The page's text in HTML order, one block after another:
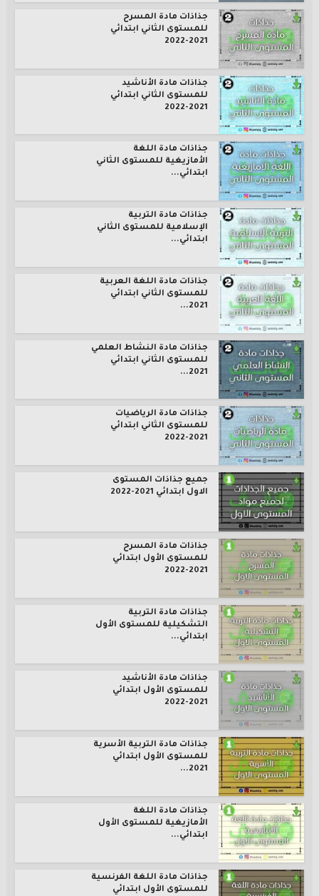
جذاذات مادة المسرح
للمستوى الثاني ابتدائي
2021-2022
جذاذات مادة الأناشيد
للمستوى الثاني ابتدائي
2021-2022
جذاذات مادة اللغة
الأمازيغية للمستوى الثاني
ابتدائي...
جذاذات مادة التربية
الإسلامية للمستوى الثاني
ابتدائي...
جذاذات مادة اللغة العربية
للمستوى الثاني ابتدائي
2021...
جذاذات مادة النشاط العلمي
للمستوى الثاني ابتدائي
2021...
جذاذات مادة الرياضيات
للمستوى الثاني ابتدائي
2021-2022
جميع جذاذات المستوى
الاول ابتدائي 2021-2022
جذاذات مادة المسرح
للمستوى الأول ابتدائي
2021-2022
جذاذات مادة التربية
التشكيلية للمستوى الأول
ابتدائي...
جذاذات مادة الأناشيد
للمستوى الأول ابتدائي
2021-2022
جذاذات مادة التربية الأسرية
للمستوى الأول ابتدائي
2021...
جذاذات مادة اللغة
الأمازيغية للمستوى الأول
ابتدائي...
جذاذات مادة اللغة الفرنسية
للمستوى الأول ابتدائي